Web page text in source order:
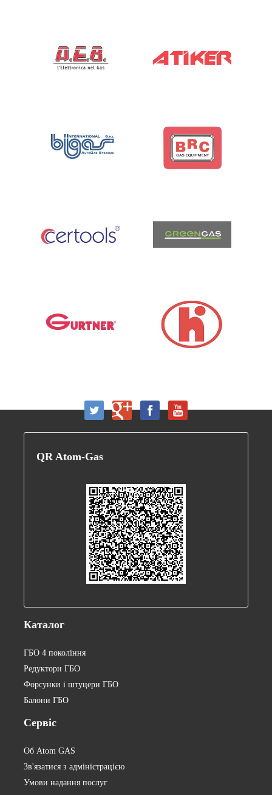
QR Atom-Gas
Каталог
ГБО 4 покоління
Редуктори ГБО
Форсунки і штуцери ГБО
Балони ГБО
Сервіс
Об Atom GAS
Зв'язатися з адміністрацією
Умови надання послуг